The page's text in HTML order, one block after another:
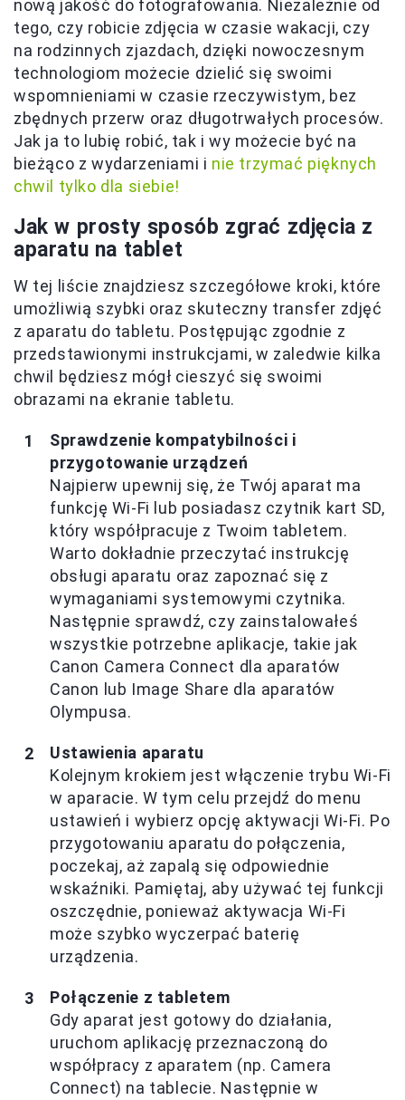
nową jakość do fotografowania. Niezależnie od
tego, czy robicie zdjęcia w czasie wakacji, czy
na rodzinnych zjazdach, dzięki nowoczesnym
technologiom możecie dzielić się swoimi
wspomnieniami w czasie rzeczywistym, bez
zbędnych przerw oraz długotrwałych procesów.
Jak ja to lubię robić, tak i wy możecie być na
bieżąco z wydarzeniami i nie trzymać pięknych
chwil tylko dla siebie!
Jak w prosty sposób zgrać zdjęcia z
aparatu na tablet
W tej liście znajdziesz szczegółowe kroki, które
umożliwią szybki oraz skuteczny transfer zdjęć
z aparatu do tabletu. Postępując zgodnie z
przedstawionymi instrukcjami, w zaledwie kilka
chwil będziesz mógł cieszyć się swoimi
obrazami na ekranie tabletu.
Sprawdzenie kompatybilności i
przygotowanie urządzeń
Najpierw upewnij się, że Twój aparat ma
funkcję Wi-Fi lub posiadasz czytnik kart SD,
który współpracuje z Twoim tabletem.
Warto dokładnie przeczytać instrukcję
obsługi aparatu oraz zapoznać się z
wymaganiami systemowymi czytnika.
Następnie sprawdź, czy zainstalowałeś
wszystkie potrzebne aplikacje, takie jak
Canon Camera Connect dla aparatów
Canon lub Image Share dla aparatów
Olympusa.
Ustawienia aparatu
Kolejnym krokiem jest włączenie trybu Wi-Fi
w aparacie. W tym celu przejdź do menu
ustawień i wybierz opcję aktywacji Wi-Fi. Po
przygotowaniu aparatu do połączenia,
poczekaj, aż zapalą się odpowiednie
wskaźniki. Pamiętaj, aby używać tej funkcji
oszczędnie, ponieważ aktywacja Wi-Fi
może szybko wyczerpać baterię
urządzenia.
Połączenie z tabletem
Gdy aparat jest gotowy do działania,
uruchom aplikację przeznaczoną do
współpracy z aparatem (np. Camera
Connect) na tablecie. Następnie w